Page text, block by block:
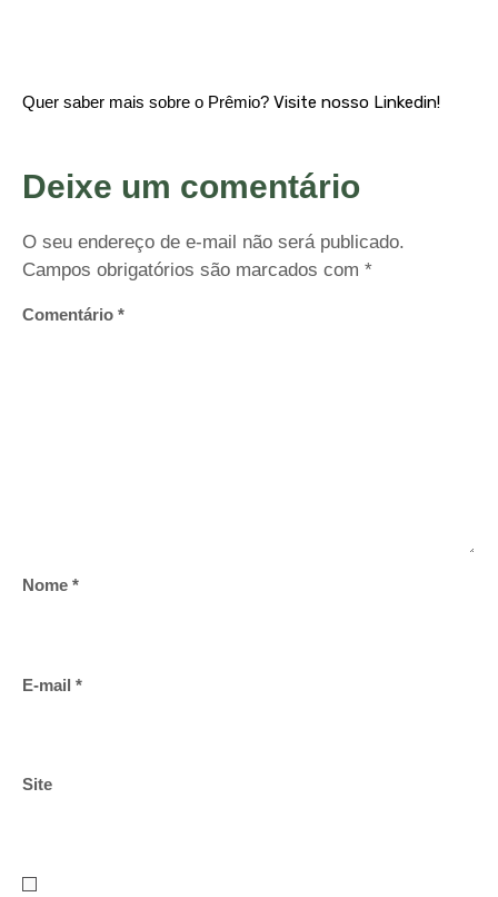
Quer saber mais sobre o Prêmio? Visite nosso Linkedin!
Deixe um comentário
O seu endereço de e-mail não será publicado.
Campos obrigatórios são marcados com *
Comentário *
Nome *
E-mail *
Site